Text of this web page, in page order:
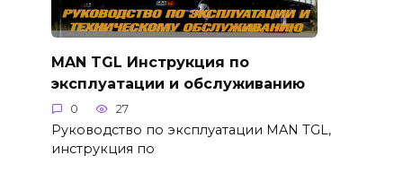
MAN TGL Инструкция по
эксплуатации и обслуживанию
0 27
Руководство по эксплуатации MAN TGL,
инструкция по